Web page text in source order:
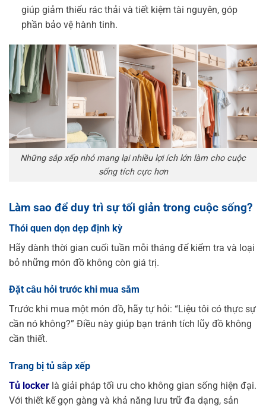
giúp giảm thiểu rác thải và tiết kiệm tài nguyên, góp
phần bảo vệ hành tinh.
Những sắp xếp nhỏ mang lại nhiều lợi ích lớn làm cho cuộc
sống tích cực hơn
Làm sao để duy trì sự tối giản trong cuộc sống?
Thói quen dọn dẹp định kỳ
Hãy dành thời gian cuối tuần mỗi tháng để kiểm tra và loại
bỏ những món đồ không còn giá trị.
Đặt câu hỏi trước khi mua sắm
Trước khi mua một món đồ, hãy tự hỏi: “Liệu tôi có thực sự
cần nó không?” Điều này giúp bạn tránh tích lũy đồ không
cần thiết.
Trang bị tủ sắp xếp
Tủ locker là giải pháp tối ưu cho không gian sống hiện đại.
Với thiết kế gọn gàng và khả năng lưu trữ đa dạng, sản